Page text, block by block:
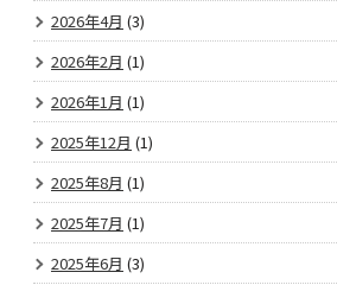
2026年4月 (3)
2026年2月 (1)
2026年1月 (1)
2025年12月 (1)
2025年8月 (1)
2025年7月 (1)
2025年6月 (3)